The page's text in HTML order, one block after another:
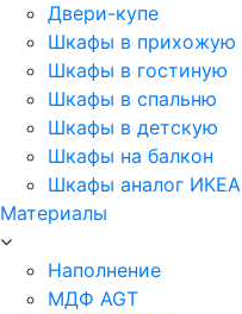
Двери-купе
Шкафы в прихожую
Шкафы в гостиную
Шкафы в спальню
Шкафы в детскую
Шкафы на балкон
Шкафы аналог ИКЕА
Материалы
Наполнение
МДФ AGT